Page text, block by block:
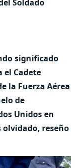
Soldado
significado
el Cadete
la Fuerza Aérea
de
Unidos en
olvidado, reseño